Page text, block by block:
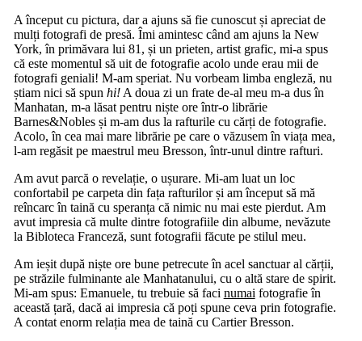
A început cu pictura, dar a ajuns să fie cunoscut și apreciat de
mulți fotografi de presă. Îmi amintesc când am ajuns la New
York, în primăvara lui 81, și un prieten, artist grafic, mi-a spus
că este momentul să uit de fotografie acolo unde erau mii de
fotografi geniali! M-am speriat. Nu vorbeam limba engleză, nu
știam nici să spun hi!A doua zi un frate de-al meu m-a dus în
Manhatan, m-a lăsat pentru niște ore într-o librărie
Barnes&Nobles și m-am dus la rafturile cu cărți de fotografie.
Acolo, în cea mai mare librărie pe care o văzusem în viața mea,
l-am regăsit pe maestrul meu Bresson, într-unul dintre rafturi.
Am avut parcă o revelație, o ușurare. Mi-am luat un loc
confortabil pe carpeta din fața rafturilor și am început să mă
reîncarc în taină cu speranța că nimic nu mai este pierdut. Am
avut impresia că multe dintre fotografiile din albume, nevăzute
la Bibloteca Franceză, sunt fotografii făcute pe stilul meu.
Am ieșit după niște ore bune petrecute în acel sanctuar al cărții,
pe străzile fulminante ale Manhatanului, cu o altă stare de spirit.
Mi-am spus: Emanuele, tu trebuie să faci numai fotografie în
această țară, dacă ai impresia că poți spune ceva prin fotografie.
A contat enorm relația mea de taină cu Cartier Bresson.